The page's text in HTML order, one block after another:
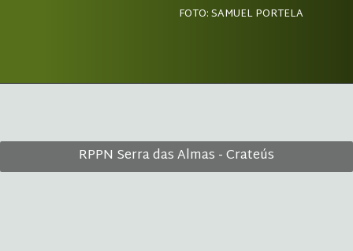
FOTO: SAMUEL PORTELA
RPPN Serra das Almas - Crateús